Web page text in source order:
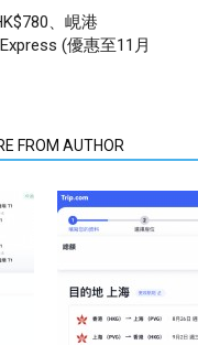
、峴港
(優惠至11月
FROM AUTHOR